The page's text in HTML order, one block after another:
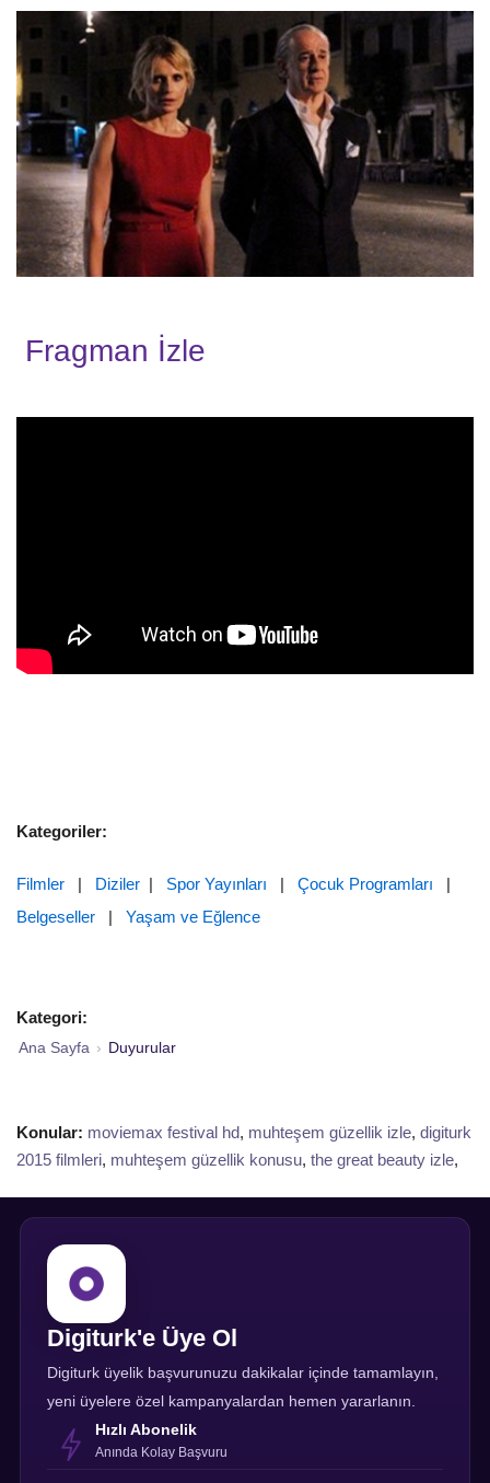
Fragman İzle
Kategoriler:
Filmler | Diziler | Spor Yayınları | Çocuk Programları |
Belgeseller | Yaşam ve Eğlence
Kategori:
Ana Sayfa › Duyurular
Konular: moviemax festival hd, muhteşem güzellik izle, digiturk
2015 filmleri, muhteşem güzellik konusu, the great beauty izle,
Digiturk'e Üye Ol
Digiturk üyelik başvurunuzu dakikalar içinde tamamlayın,
yeni üyelere özel kampanyalardan hemen yararlanın.
Hızlı Abonelik
Anında Kolay Başvuru